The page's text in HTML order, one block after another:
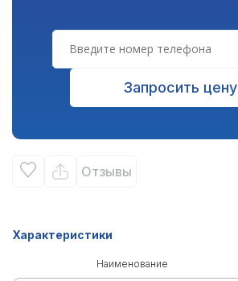
Запросить цену
Отзывы
Характеристики
Наименование